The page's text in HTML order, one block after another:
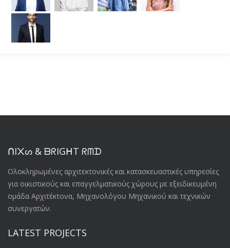
ᑎI᙭ᔕ & ᗷᖇIGᕼT ᖇᗰᗪ
Oλοκληρωμένες αρχιτεκτονικές και κατασκευαστικές υπηρεσίες
για οικιστικούς και επαγγελματικούς χώρους με εξειδικευμένη
ομάδα Αρχιτέκτονα, Μηχανολόγου Μηχανικού και τεχνικών
συνεργατών.
LATEST PROJECTS